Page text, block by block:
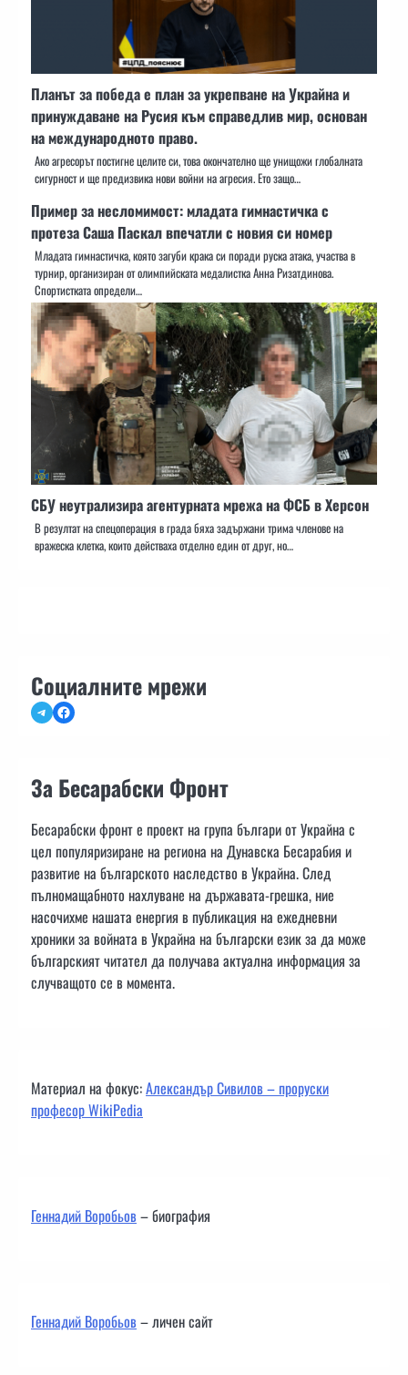
Планът за победа е план за укрепване на Украйна и
принуждаване на Русия към справедлив мир, основан
на международното право.
Ако агресорът постигне целите си, това окончателно ще унищожи глобалната
сигурност и ще предизвика нови войни на агресия. Ето защо…
Пример за несломимост: младата гимнастичка с
протеза Саша Паскал впечатли с новия си номер
Младата гимнастичка, която загуби крака си поради руска атака, участва в
турнир, организиран от олимпийската медалистка Анна Ризатдинова.
Спортистката определи…
СБУ неутрализира агентурната мрежа на ФСБ в Херсон
В резултат на спецоперация в града бяха задържани трима членове на
вражеска клетка, които действаха отделно един от друг, но…
Социалните мрежи
TelegramFacebook
За Бесарабски Фронт
Бесарабски фронт е проект на група българи от Украйна с
цел популяризиране на региона на Дунавска Бесарабия и
развитие на българското наследство в Украйна. След
пълномащабното нахлуване на държавата-грешка, ние
насочихме нашата енергия в публикация на ежедневни
хроники за войната в Украйна на български език за да може
българският читател да получава актуална информация за
случващото се в момента.
Материал на фокус:Александър Сивилов – проруски
професор WikiPedia
Геннадий Воробьов– биография
Геннадий Воробьов– личен сайт